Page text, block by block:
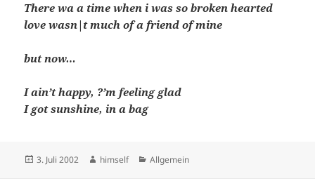
There wa a time when i was so broken hearted
love wasn|t much of a friend of mine
but now…
I ain’t happy, ?’m feeling glad
I got sunshine, in a bag
Veröffentlicht
3. Juli 2002 Autor
himself Kategorien
Allgemein